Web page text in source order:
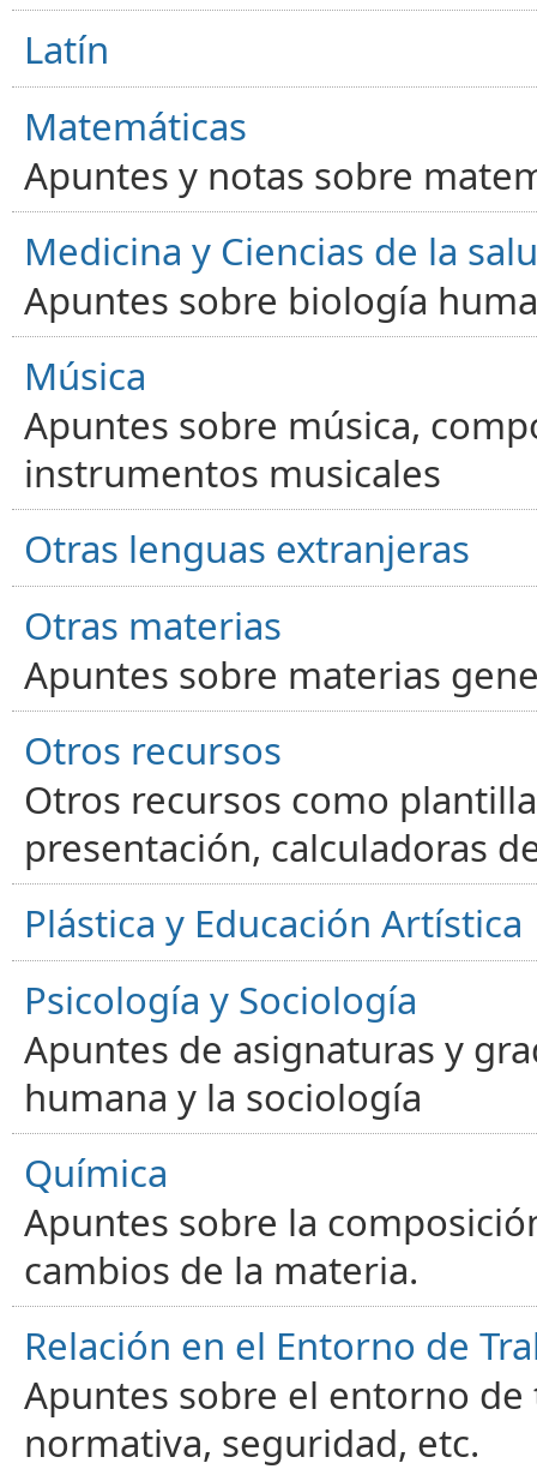
Latín
Matemáticas
Apuntes y notas sobre
Medicina y Ciencias de la
Apuntes sobre biología
Música
Apuntes sobre música,
instrumentos musicales
Otras lenguas extranjeras
Otras materias
Apuntes sobre materias
Otros recursos
Otros recursos como
presentación, calculadoras
Plástica y Educación Artística
Psicología y Sociología
Apuntes de asignaturas y
humana y la sociología
Química
Apuntes sobre la
cambios de la materia.
Relación en el Entorno de
Apuntes sobre el entorno
normativa, seguridad, etc.